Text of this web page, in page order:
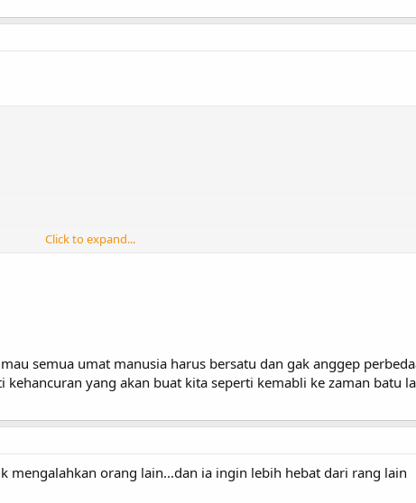
Click to expand...
semua umat manusia harus bersatu dan gak anggep
yang akan buat kita seperti kemabli ke zaman batu
orang lain...dan ia ingin lebih hebat dari rang lain